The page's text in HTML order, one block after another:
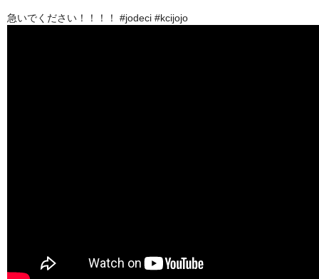
急いでください！！！！ #jodeci #kcijojo